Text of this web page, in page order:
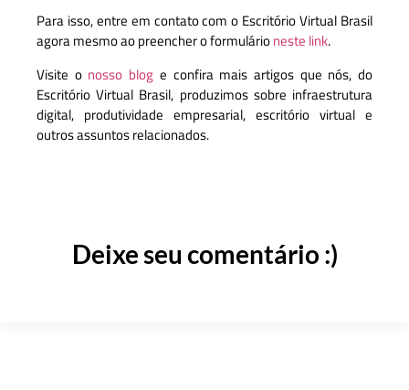
Para isso, entre em contato com o Escritório Virtual Brasil
agora mesmo ao preencher o formulárioneste link.
Visite o nosso blog e confira mais artigos que nós, do
Escritório Virtual Brasil, produzimos sobre infraestrutura
digital, produtividade empresarial, escritório virtual e
outros assuntos relacionados.
Deixe seu comentário :)